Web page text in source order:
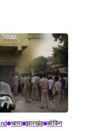
चतरा झारखंड ब्रेकिंग